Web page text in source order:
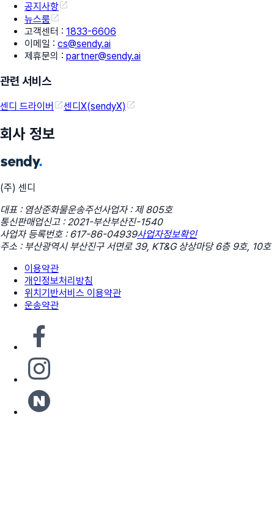
공지사항
뉴스룸
고객센터 : 1833-6606
이메일 : cs@sendy.ai
제휴문의 : partner@sendy.ai
관련 서비스
센디 드라이버 센디X(sendyX)
회사 정보
(주) 센디
대표 : 염상준화물운송주선사업자 : 제 805호
통신판매업신고 : 2021-부산부산진-1540
사업자 등록번호 : 617-86-04939사업자정보확인
주소 : 부산광역시 부산진구 서면로 39, KT&G 상상마당 6층 9호, 10호
이용약관
개인정보처리방침
위치기반서비스 이용약관
운송약관